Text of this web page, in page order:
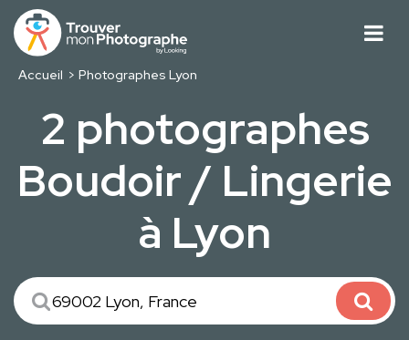
Accueil Photographes Lyon
2 photographes
Boudoir / Lingerie
à Lyon